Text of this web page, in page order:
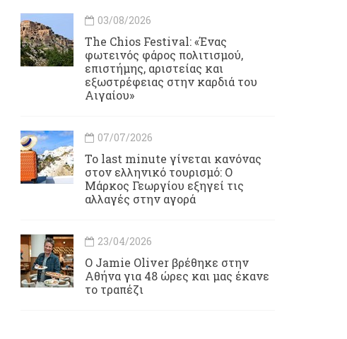
03/08/2026
Τhe Chios Festival: «Ένας
φωτεινός φάρος πολιτισμού,
επιστήμης, αριστείας και
εξωστρέφειας στην καρδιά του
Αιγαίου»
07/07/2026
Το last minute γίνεται κανόνας
στον ελληνικό τουρισμό: Ο
Μάρκος Γεωργίου εξηγεί τις
αλλαγές στην αγορά
23/04/2026
Ο Jamie Oliver βρέθηκε στην
Αθήνα για 48 ώρες και μας έκανε
το τραπέζι